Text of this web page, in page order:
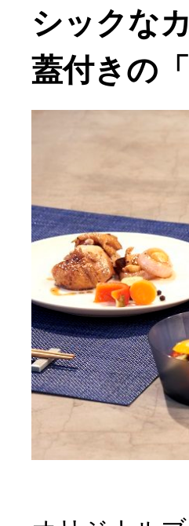
シックな
蓋付きの